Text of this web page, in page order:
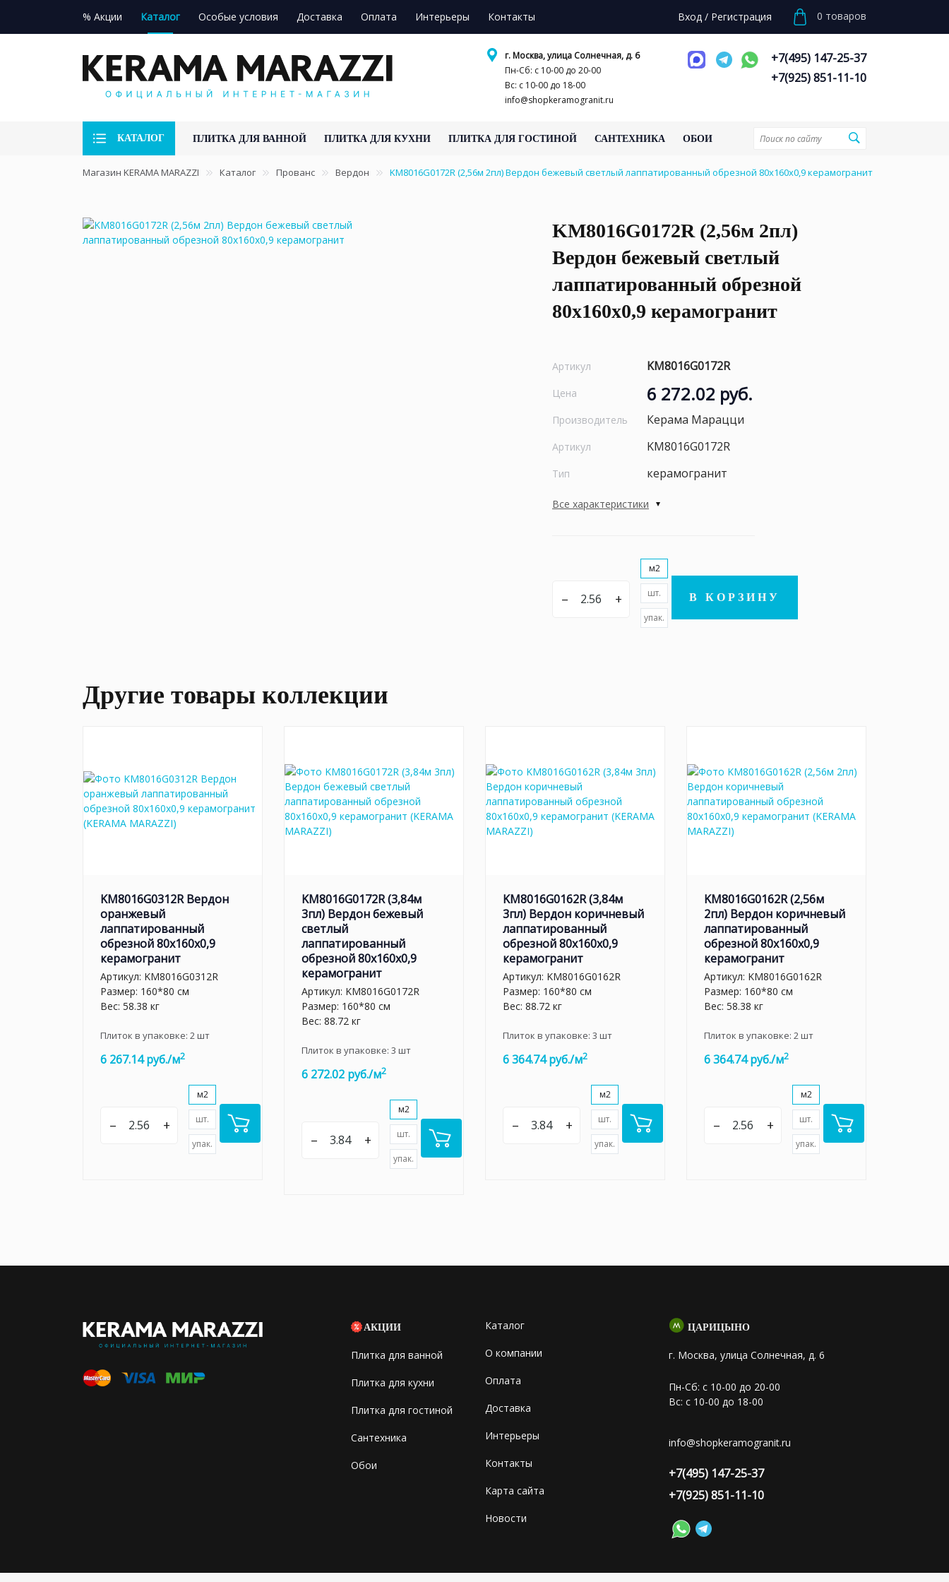
% Акции Каталог Особые условия Доставка Оплата Интерьеры Контакты Вход / Регистрация 0 товаров
г. Москва, улица Солнечная, д. 6
Пн-Сб: с 10-00 до 20-00
Вс: с 10-00 до 18-00
info@shopkeramogranit.ru
+7(495) 147-25-37
+7(925) 851-11-10
КАТАЛОГ ПЛИТКА ДЛЯ ВАННОЙ ПЛИТКА ДЛЯ КУХНИ ПЛИТКА ДЛЯ ГОСТИНОЙ САНТЕХНИКА ОБОИ
Магазин KERAMA MARAZZI Каталог Прованс Вердон KM8016G0172R (2,56м 2пл) Вердон бежевый светлый лаппатированный обрезной 80x160x0,9 керамогранит
KM8016G0172R (2,56м 2пл)
Вердон бежевый светлый
лаппатированный обрезной
80x160x0,9 керамогранит
Артикул KM8016G0172R
Цена 6 272.02 руб.
Производитель Керама Марацци
Артикул KM8016G0172R
Тип керамогранит
Все характеристики
– +
м2
шт.
упак.
В КОРЗИНУ
Другие товары коллекции
KM8016G0312R Вердон
оранжевый
лаппатированный
обрезной 80x160x0,9
керамогранит
Артикул: KM8016G0312R
Размер: 160*80 см
Вес: 58.38 кг
Плиток в упаковке: 2 шт
6 267.14 руб./м2
– +
м2
шт.
упак.
KM8016G0172R (3,84м
3пл) Вердон бежевый
светлый
лаппатированный
обрезной 80x160x0,9
керамогранит
Артикул: KM8016G0172R
Размер: 160*80 см
Вес: 88.72 кг
Плиток в упаковке: 3 шт
6 272.02 руб./м2
– +
м2
шт.
упак.
KM8016G0162R (3,84м
3пл) Вердон коричневый
лаппатированный
обрезной 80x160x0,9
керамогранит
Артикул: KM8016G0162R
Размер: 160*80 см
Вес: 88.72 кг
Плиток в упаковке: 3 шт
6 364.74 руб./м2
– +
м2
шт.
упак.
KM8016G0162R (2,56м
2пл) Вердон коричневый
лаппатированный
обрезной 80x160x0,9
керамогранит
Артикул: KM8016G0162R
Размер: 160*80 см
Вес: 58.38 кг
Плиток в упаковке: 2 шт
6 364.74 руб./м2
– +
м2
шт.
упак.
АКЦИИ
Плитка для ванной
Плитка для кухни
Плитка для гостиной
Сантехника
Обои
Каталог
О компании
Оплата
Доставка
Интерьеры
Контакты
Карта сайта
Новости
ЦАРИЦЫНО
г. Москва, улица Солнечная, д. 6
Пн-Сб: с 10-00 до 20-00
Вс: с 10-00 до 18-00
info@shopkeramogranit.ru
+7(495) 147-25-37
+7(925) 851-11-10